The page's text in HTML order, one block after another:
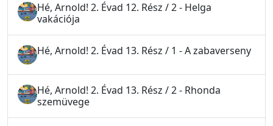
Hé, Arnold! 2. Évad 12. Rész / 2 - Helga
vakációja
Hé, Arnold! 2. Évad 13. Rész / 1 - A zabaverseny
Hé, Arnold! 2. Évad 13. Rész / 2 - Rhonda
szemüvege